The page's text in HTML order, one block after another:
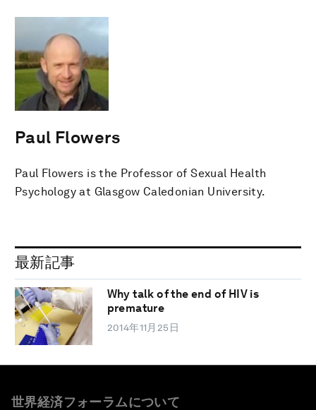
Paul Flowers
Paul Flowers is the Professor of Sexual Health
Psychology at Glasgow Caledonian University.
最新記事
Why talk of the end of HIV is
premature
2014年11月25日
世界経済フォーラムについて